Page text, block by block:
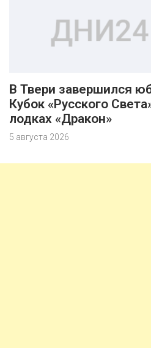
В Твери завершился
Кубок «Русского
лодках «Дракон»
5 августа 2026